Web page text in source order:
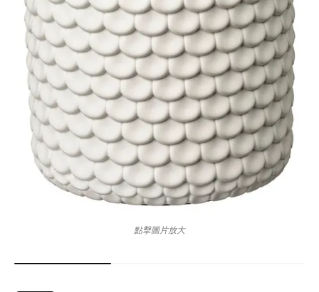
點擊圖片放大